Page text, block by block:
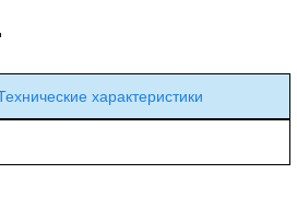
характеристики